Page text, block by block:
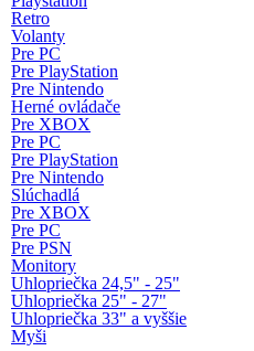
Retro
Volanty
Pre PC
Pre PlayStation
Pre Nintendo
Herné ovládače
Pre XBOX
Pre PC
Pre PlayStation
Pre Nintendo
Slúchadlá
Pre XBOX
Pre PC
Pre PSN
Monitory
Uhlopriečka 24,5" - 25"
Uhlopriečka 25" - 27"
Uhlopriečka 33" a vyššie
Myši